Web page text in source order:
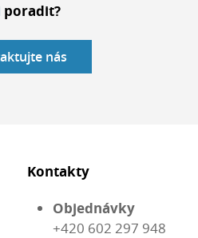
poradit?
nás
Kontakty
Objednávky
+420 602 297 948